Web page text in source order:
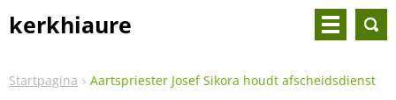
kerkhiaure
Startpagina Aartspriester Josef Sikora houdt afscheidsdienst